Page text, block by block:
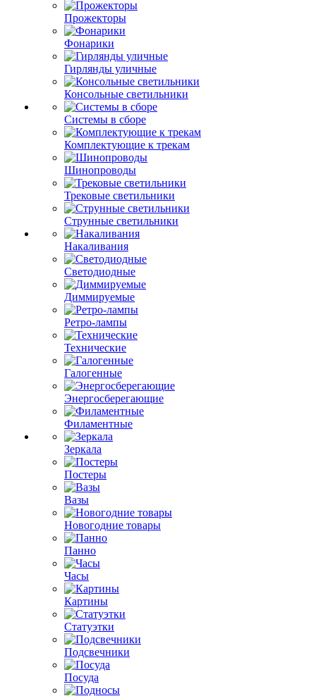
Прожекторы
Фонарики
Гирлянды уличные
Консольные светильники
Системы в сборе
Комплектующие к трекам
Шинопроводы
Трековые светильники
Струнные светильники
Накаливания
Светодиодные
Диммируемые
Ретро-лампы
Технические
Галогенные
Энергосберегающие
Филаментные
Зеркала
Постеры
Вазы
Новогодние товары
Панно
Часы
Картины
Статуэтки
Подсвечники
Посуда